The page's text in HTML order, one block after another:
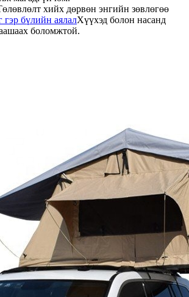
хийх дөрвөн энгийн зөвлөгөө
гэр бүлийн аялалХүүхэд болон насанд
боломжтой.